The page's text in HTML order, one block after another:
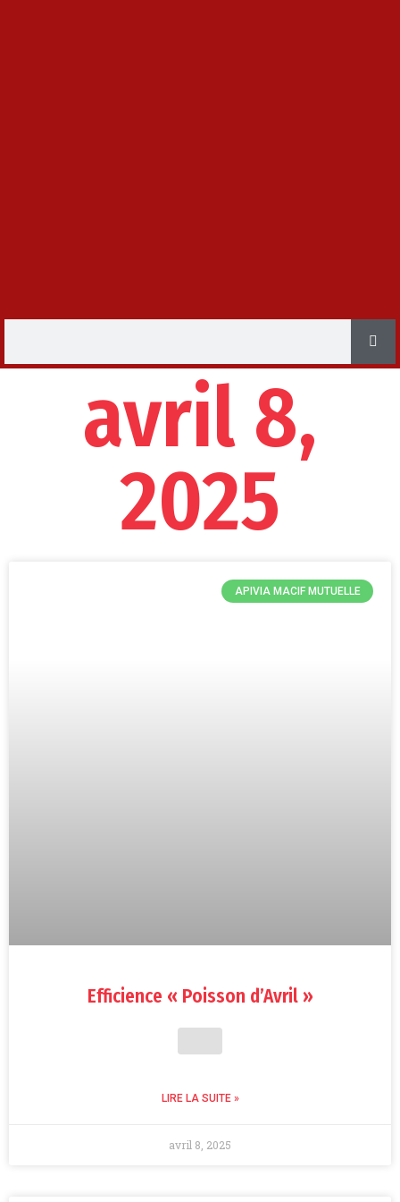
avril 8,
2025
APIVIA MACIF MUTUELLE
Efficience « Poisson d’Avril »
LIRE LA SUITE »
avril 8, 2025